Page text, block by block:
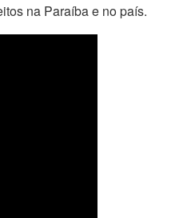
na Paraíba e no país.